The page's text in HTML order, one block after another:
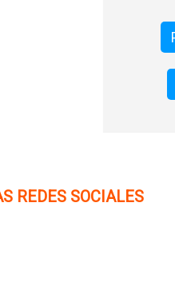
REDES SOCIALES